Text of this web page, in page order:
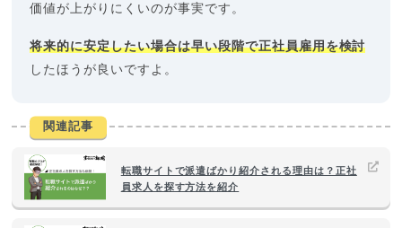
価値が上がりにくいのが事実です。
将来的に安定したい場合は早い段階で正社員雇用を検討
したほうが良いですよ。
関連記事
転職サイトで派遣ばかり紹介される理由は？正社
員求人を探す方法を紹介